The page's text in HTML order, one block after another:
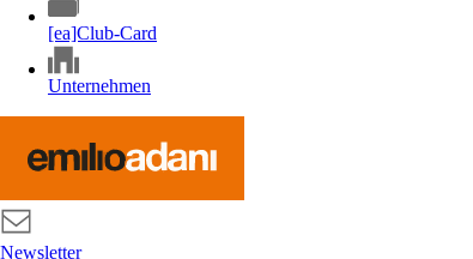
[ea]Club-Card
Unternehmen
Newsletter